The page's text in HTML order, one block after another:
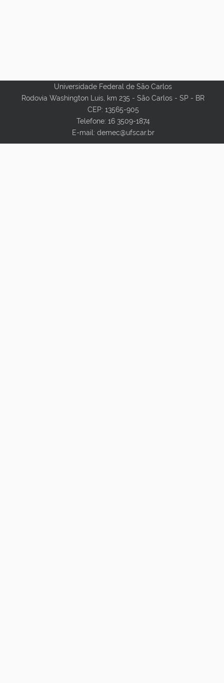
Universidade Federal de São Carlos
Rodovia Washington Luis, km 235 - São Carlos - SP - BR
CEP: 13565-905
Telefone: 16 3509-1874
E-mail: demec@ufscar.br